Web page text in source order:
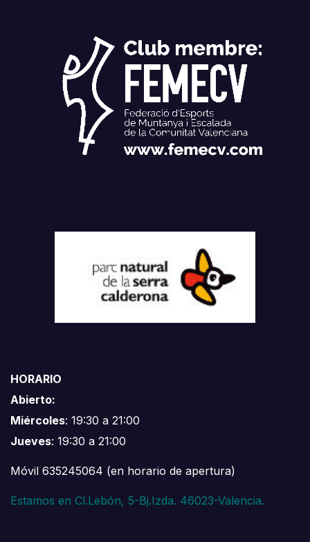
HORARIO
Abierto:
Miércoles: 19:30 a 21:00
Jueves: 19:30 a 21:00
Móvil 635245064 (en horario de apertura)
Estamos en Cl.Lebón, 5-Bj.Izda. 46023-Valencia.